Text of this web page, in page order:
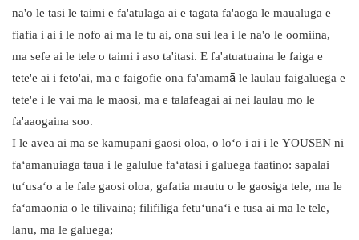
na'o le tasi le taimi e fa'atulaga ai e tagata fa'aoga le maualuga e
fiafia i ai i le nofo ai ma le tu ai, ona sui lea i le na'o le oomiina,
ma sefe ai le tele o taimi i aso ta'itasi. E fa'atuatuaina le faiga e
tete'e ai i feto'ai, ma e faigofie ona fa'amamā le laulau faigaluega e
tete'e i le vai ma le maosi, ma e talafeagai ai nei laulau mo le
fa'aaogaina soo.
I le avea ai ma se kamupani gaosi oloa, o loʻo i ai i le YOUSEN ni
faʻamanuiaga taua i le galulue faʻatasi i galuega faatino: sapalai
tuʻusaʻo a le fale gaosi oloa, gafatia mautu o le gaosiga tele, ma le
faʻamaonia o le tilivaina; filifiliga fetuʻunaʻi e tusa ai ma le tele,
lanu, ma le galuega;